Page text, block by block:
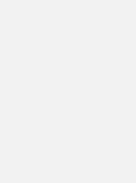
hat?
tritt
Das Hamburger Unternehmen,
bei jährlichen
deutschen Markt und unter den zehn